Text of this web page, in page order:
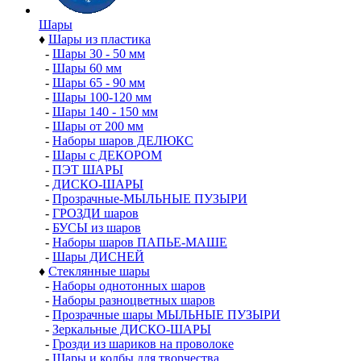
Шары
♦ Шары из пластика
- Шары 30 - 50 мм
- Шары 60 мм
- Шары 65 - 90 мм
- Шары 100-120 мм
- Шары 140 - 150 мм
- Шары от 200 мм
- Наборы шаров ДЕЛЮКС
- Шары с ДЕКОРОМ
- ПЭТ ШАРЫ
- ДИСКО-ШАРЫ
- Прозрачные-МЫЛЬНЫЕ ПУЗЫРИ
- ГРОЗДИ шаров
- БУСЫ из шаров
- Наборы шаров ПАПЬЕ-МАШЕ
- Шары ДИСНЕЙ
♦ Стеклянные шары
- Наборы однотонных шаров
- Наборы разноцветных шаров
- Прозрачные шары МЫЛЬНЫЕ ПУЗЫРИ
- Зеркальные ДИСКО-ШАРЫ
- Грозди из шариков на проволоке
- Шары и колбы для творчества